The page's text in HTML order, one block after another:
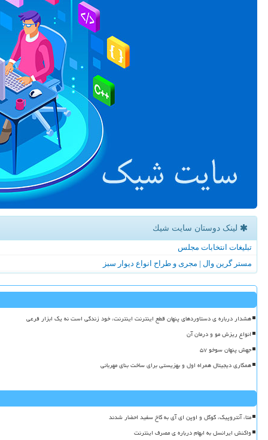
لینک دوستان سایت شیك
تبلیغات انتخابات مجلس
مستر گرین وال | مجری و طراح انواع دیوار سبز
هشدار درباره ی دستاوردهای پنهان قطع اینترنت اینترنت، خود زندگی است نه یک ابزار فرعی
انواع ریزش مو و درمان آن
جهش پنهان سوخو ۵۷
همکاری دیجیتال همراه اول و بهزیستی برای ساخت بنای مهربانی
متا، آنتروپیک، گوگل و اوپن ای آی به کاخ سفید احضار شدند
واکنش ایرانسل به ابهام درباره ی مصرف اینترنت